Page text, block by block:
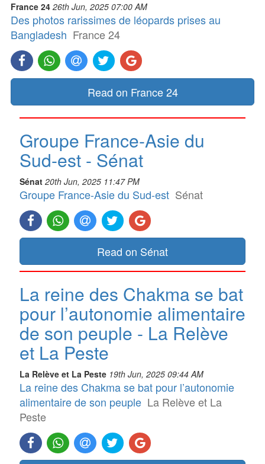
France 24 26th Jun, 2025 07:00 AM
Des photos rarissimes de léopards prises au
Bangladesh France 24
Read on France 24
Groupe France-Asie du
Sud-est - Sénat
Sénat 20th Jun, 2025 11:47 PM
Groupe France-Asie du Sud-est Sénat
Read on Sénat
La reine des Chakma se bat
pour l’autonomie alimentaire
de son peuple - La Relève
et La Peste
La Relève et La Peste 19th Jun, 2025 09:44 AM
La reine des Chakma se bat pour l’autonomie
alimentaire de son peuple La Relève et La
Peste